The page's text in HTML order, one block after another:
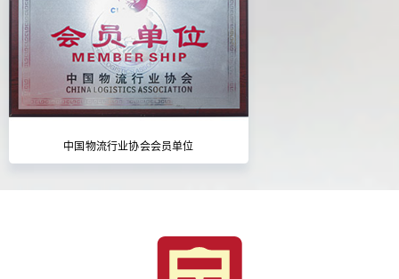
中国物流行业协会会员单位